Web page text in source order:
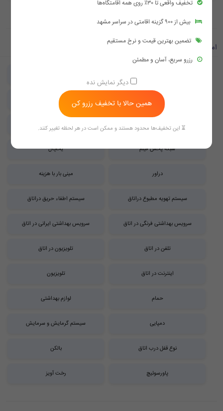
امکانات اتاق ها
امکان شارژ وسایل الکترونیکی روم سرویس
شبکه پخش فیلم یخچال
دراور مینی بار با هزینه
سیستم تهویه مطبوع دراتاق سیستم اطفاء حریق دراتاق
سرویس بهداشتی فرنگی در اتاق سرویس بهداشتی ایرانی در اتاق
تلفن در اتاق تلویزیون در اتاق
اینترنت در اتاق تلویزیون
حمام لوازم بهداشتی
دمپایی سیستم گرمایش و سرمایش
نوع قفل درب اتاق بالکن
پاورسوئیچ رخت آویز
تخفیف واقعی تا ۳۰٪ روی همه اقامتگاه‌ها
بیش از ۹۰۰ گزینه اقامتی در سراسر مشهد
تضمین بهترین قیمت و نرخ مستقیم
رزرو سریع، آسان و مطمئن
دیگر نمایش نده
همین حالا با تخفیف رزرو کن
⏳ این تخفیف‌ها محدود هستند و ممکن است در هر لحظه تغییر کنند.